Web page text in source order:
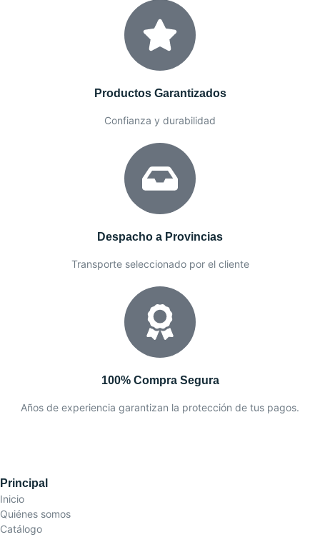
Productos Garantizados
Confianza y durabilidad
Despacho a Provincias
Transporte seleccionado por el cliente
100% Compra Segura
Años de experiencia garantizan la protección de tus pagos.
Principal
Inicio
Quiénes somos
Catálogo